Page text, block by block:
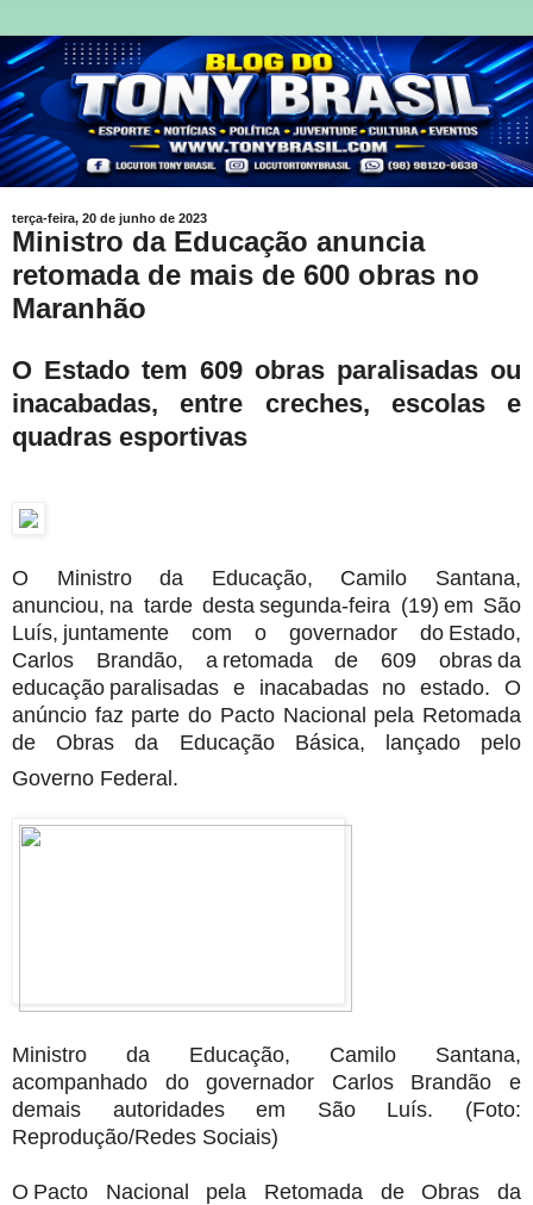
terça-feira, 20 de junho de 2023
Ministro da Educação anuncia
retomada de mais de 600 obras no
Maranhão
O Estado tem 609 obras paralisadas ou
inacabadas, entre creches, escolas e
quadras esportivas
O Ministro da Educação, Camilo Santana,
anunciou, na tarde desta segunda-feira (19) em São
Luís, juntamente com o governador do Estado,
Carlos Brandão, a retomada de 609 obras da
educação paralisadas e inacabadas no estado. O
anúncio faz parte do Pacto Nacional pela Retomada
de Obras da Educação Básica, lançado pelo
Governo Federal.
Ministro da Educação, Camilo Santana,
acompanhado do governador Carlos Brandão e
demais autoridades em São Luís. (Foto:
Reprodução/Redes Sociais)
O Pacto Nacional pela Retomada de Obras da